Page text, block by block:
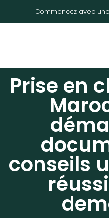
Commencez avec
Prise en
conseils